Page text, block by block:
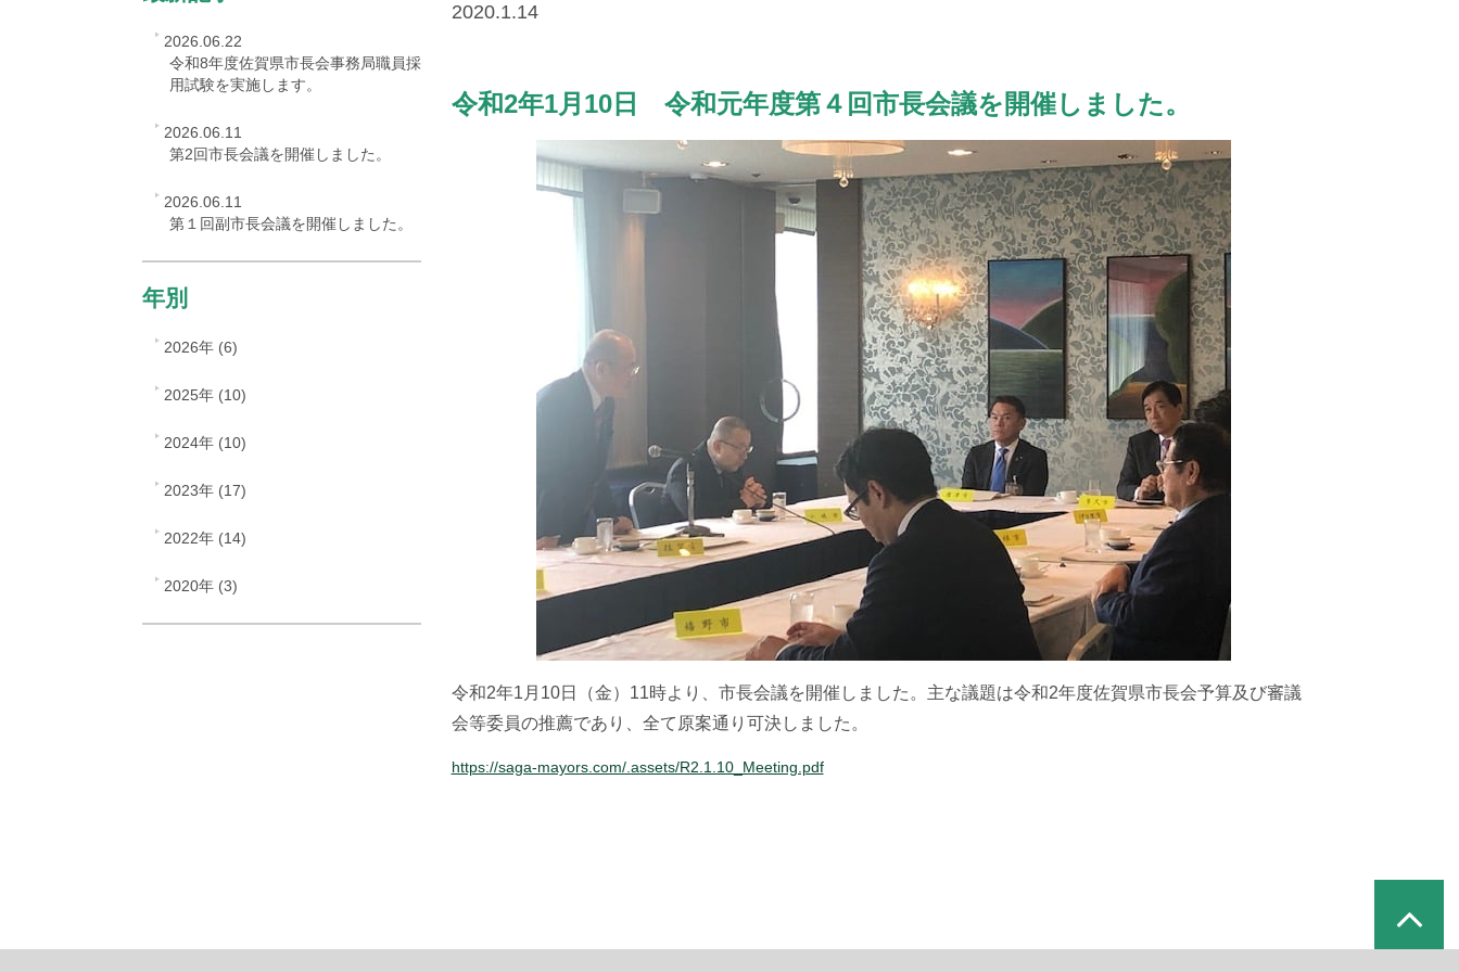
2020.1.14
令和2年1月10日 令和元年度第４回市長会議を開催しました。
令和2年1月10日（金）11時より、市長会議を開催しました。主な議題は令和2年度佐賀県市長会予算及び審議
会等委員の推薦であり、全て原案通り可決しました。
https://saga-mayors.com/.assets/R2.1.10_Meeting.pdf
2026.06.22
令和8年度佐賀県市長会事務局職員採
用試験を実施します。
2026.06.11
第2回市長会議を開催しました。
2026.06.11
第１回副市長会議を開催しました。
年別
2026年 (6)
2025年 (10)
2024年 (10)
2023年 (17)
2022年 (14)
2020年 (3)